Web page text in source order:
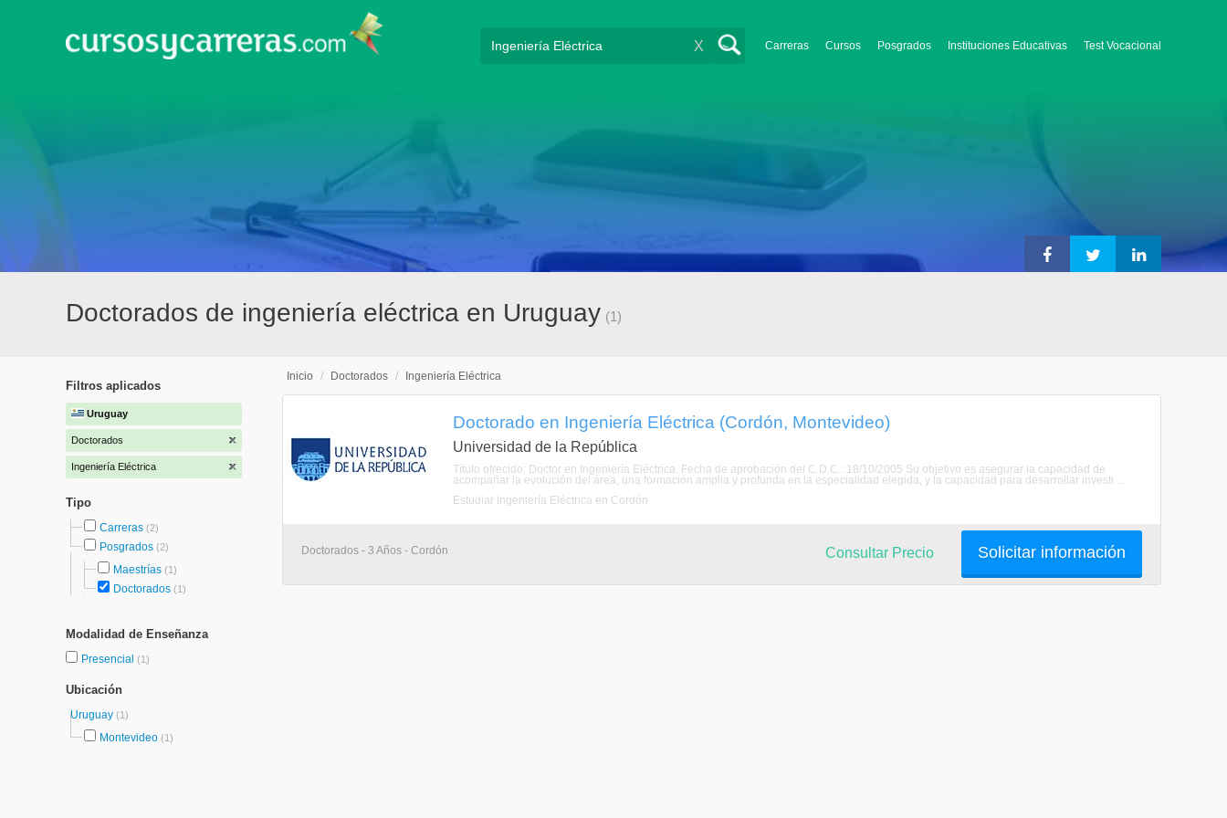
Carreras Cursos Posgrados Instituciones Educativas Test Vocacional
X
Doctorados de ingeniería eléctrica en Uruguay (1)
Filtros aplicados
Uruguay
Doctorados
Ingeniería Eléctrica
Tipo
Carreras (2)
Posgrados (2)
Maestrías (1)
Doctorados (1)
Modalidad de Enseñanza
Presencial (1)
Ubicación
Uruguay (1)
Montevideo (1)
Inicio / Doctorados / Ingeniería Eléctrica
Doctorado en Ingeniería Eléctrica (Cordón, Montevideo)
Universidad de la República
Título ofrecido: Doctor en Ingeniería Eléctrica. Fecha de aprobación del C.D.C.: 18/10/2005 Su objetivo es asegurar la capacidad de
acompañar la evolución del área, una formación amplia y profunda en la especialidad elegida, y la capacidad para desarrollar investi ...
Estudiar Ingeniería Eléctrica en Cordón
Doctorados - 3 Años - Cordón Solicitar información
Consultar Precio